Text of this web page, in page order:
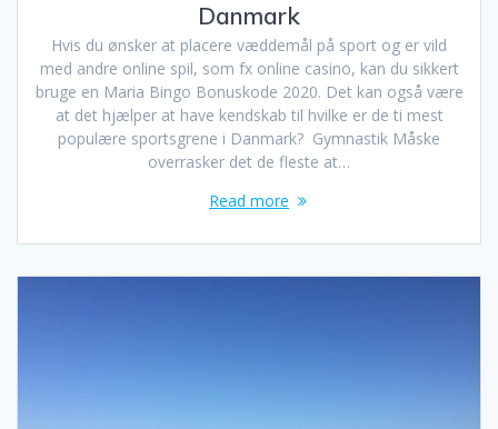
Danmark
Hvis du ønsker at placere væddemål på sport og er vild
med andre online spil, som fx online casino, kan du sikkert
bruge en Maria Bingo Bonuskode 2020. Det kan også være
at det hjælper at have kendskab til hvilke er de ti mest
populære sportsgrene i Danmark? Gymnastik Måske
overrasker det de fleste at…
Read more